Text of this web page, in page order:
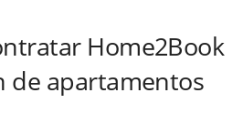
Home2Book
de apartamentos